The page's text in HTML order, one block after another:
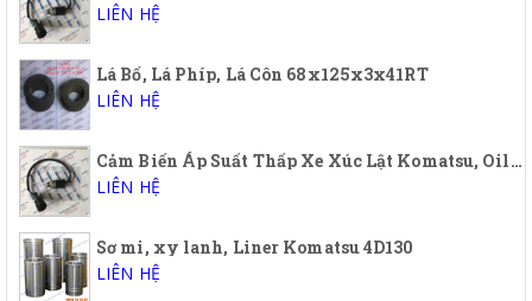
LIÊN HỆ
Lá Bố, Lá Phíp, Lá Côn 68x125x3x41RT
LIÊN HỆ
Cảm Biến Áp Suất Thấp Xe Xúc Lật Komatsu, Oil low pressure sensor Wheel Loader Komatsu
LIÊN HỆ
Sơ mi, xy lanh, Liner Komatsu 4D130
LIÊN HỆ